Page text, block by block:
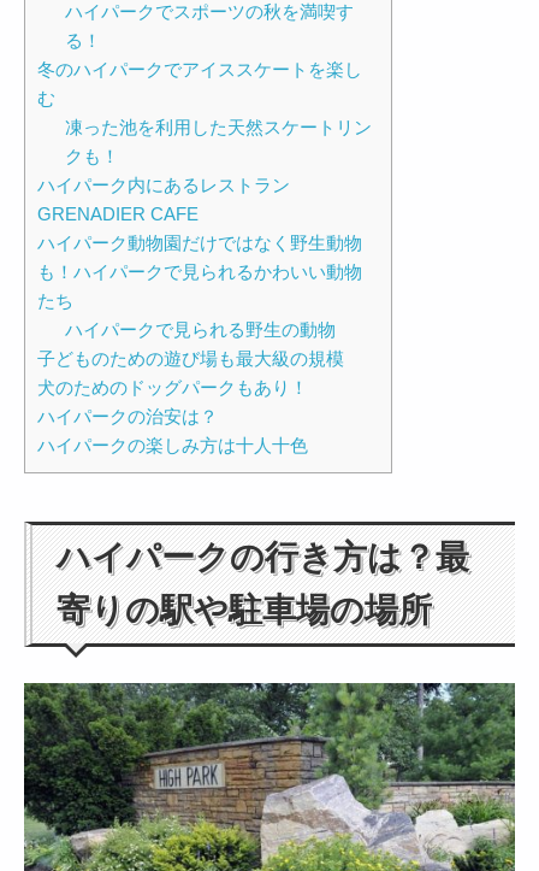
ハイパークでスポーツの秋を満喫す
る！
冬のハイパークでアイススケートを楽し
む
凍った池を利用した天然スケートリン
クも！
ハイパーク内にあるレストラン
GRENADIER CAFE
ハイパーク動物園だけではなく野生動物
も！ハイパークで見られるかわいい動物
たち
ハイパークで見られる野生の動物
子どものための遊び場も最大級の規模
犬のためのドッグパークもあり！
ハイパークの治安は？
ハイパークの楽しみ方は十人十色
ハイパークの行き方は？最
寄りの駅や駐車場の場所